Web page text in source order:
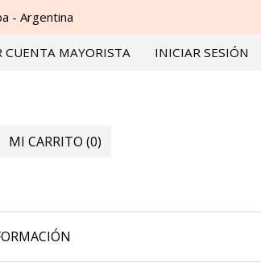
- Argentina
CUENTA MAYORISTA INICIAR SESIÓN
MI CARRITO (0)